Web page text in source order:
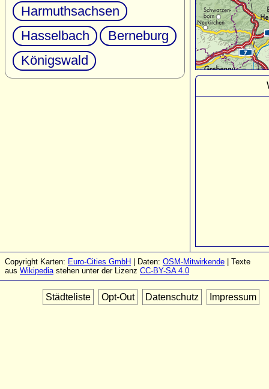
Harmuthsachsen
Hasselbach
Berneburg
Königswald
Copyright Karten: Euro-Cities GmbH | Daten: OSM-Mitwirkende | Texte
aus Wikipediastehen unter der Lizenz CC-BY-SA 4.0
Städteliste Opt-Out Datenschutz Impressum